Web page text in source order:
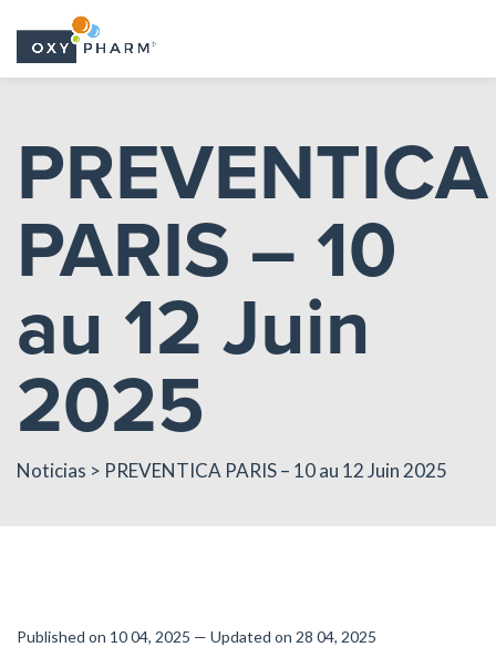
PREVENTICA
PARIS – 10
au 12 Juin
2025
Noticias > PREVENTICA PARIS – 10 au 12 Juin 2025
Published on 10 04, 2025 — Updated on 28 04, 2025